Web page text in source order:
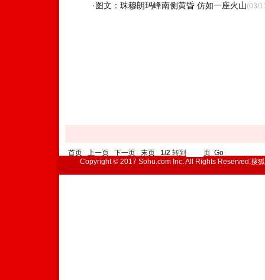
· 图文：珠穆朗玛峰南侧黄昏 仿如一座火山(03/
首页 上一页 下一页 末页 1/2 转到 页 Go
Copyright © 2017 Sohu.com Inc. All Rights Reserved.搜